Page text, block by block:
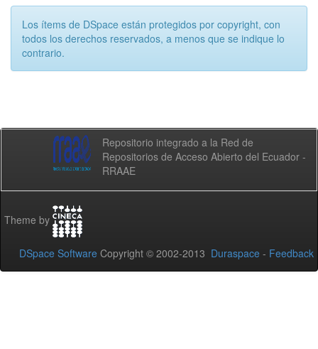
Los ítems de DSpace están protegidos por copyright, con
todos los derechos reservados, a menos que se indique lo
contrario.
Repositorio integrado a la Red de
Repositorios de Acceso Abierto del Ecuador -
RRAAE
Theme by
DSpace Software Copyright © 2002-2013 Duraspace - Feedback